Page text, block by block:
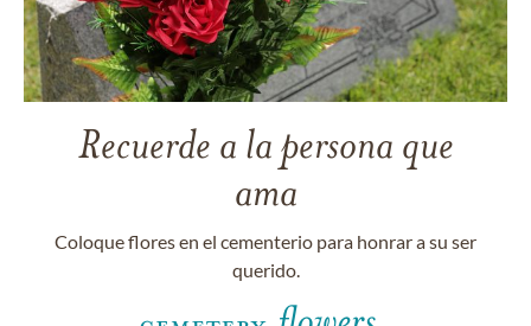
Recuerde a la persona que
ama
Coloque flores en el cementerio para honrar a su ser
querido.